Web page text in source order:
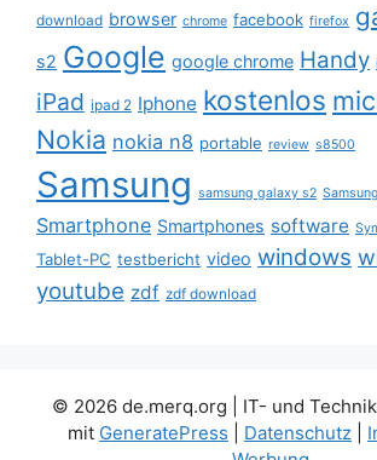
download browser chrome facebook firefox
s2 Google google chrome Handy
iPad ipad 2 Iphone kostenlos
Nokia nokia n8 portable review s8500
Samsung samsung galaxy s2
Smartphone Smartphones software
Tablet-PC testbericht video windows
youtube zdf zdf download
© 2026 de.merq.org | IT- und
mit GeneratePress Datenschutz